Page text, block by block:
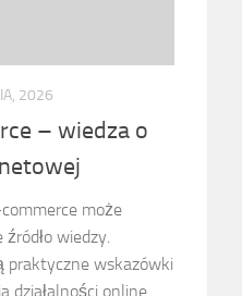
2026
– wiedza o
może
wiedzy.
praktyczne wskazówki
działalności online.